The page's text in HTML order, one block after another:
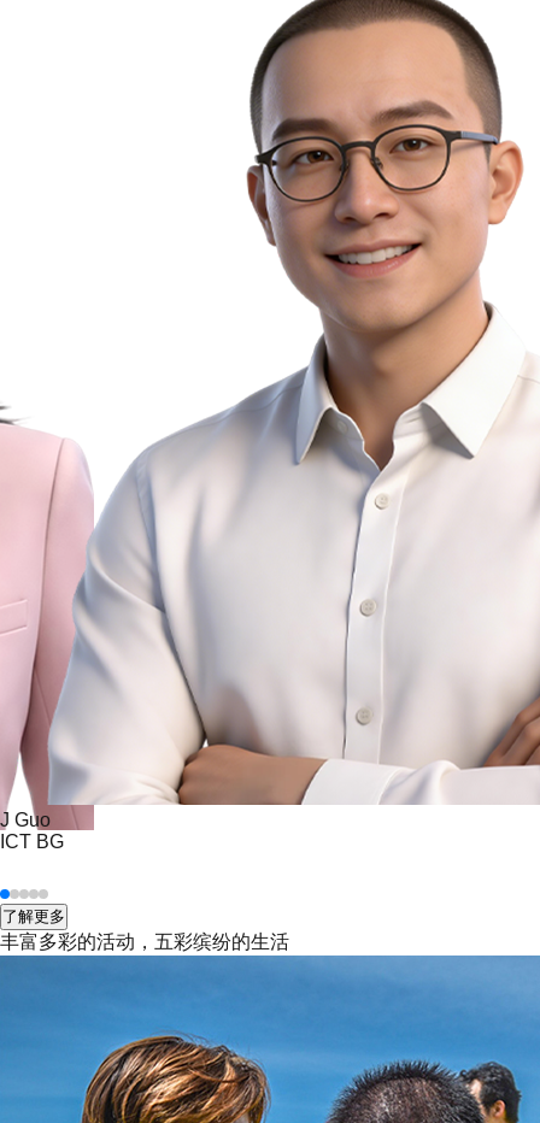
J Guo
ICT BG
了解更多
丰富多彩的活动， 五彩缤纷的生活